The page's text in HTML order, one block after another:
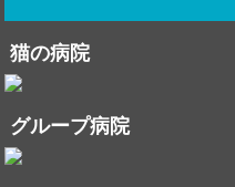
猫の病院
グループ病院